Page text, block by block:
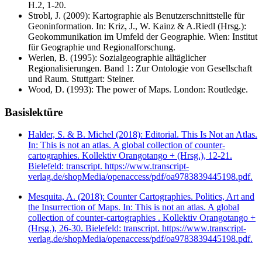
H.2, 1-20.
Strobl, J. (2009): Kartographie als Benutzerschnittstelle für
Geoninformation. In: Kriz, J., W. Kainz & A.Riedl (Hrsg.):
Geokommunikation im Umfeld der Geographie. Wien: Institut
für Geographie und Regionalforschung.
Werlen, B. (1995): Sozialgeographie alltäglicher
Regionalisierungen. Band 1: Zur Ontologie von Gesellschaft
und Raum. Stuttgart: Steiner.
Wood, D. (1993): The power of Maps. London: Routledge.
Basislektüre
Halder, S. & B. Michel (2018): Editorial. This Is Not an Atlas.
In: This is not an atlas. A global collection of counter-
cartographies. Kollektiv Orangotango + (Hrsg.), 12-21.
Bielefeld: transcript. https://www.transcript-
verlag.de/shopMedia/openaccess/pdf/oa9783839445198.pdf.
Mesquita, A. (2018): Counter Cartographies. Politics, Art and
the Insurrection of Maps. In: This is not an atlas. A global
collection of counter-cartographies . Kollektiv Orangotango +
(Hrsg.), 26-30. Bielefeld: transcript. https://www.transcript-
verlag.de/shopMedia/openaccess/pdf/oa9783839445198.pdf.